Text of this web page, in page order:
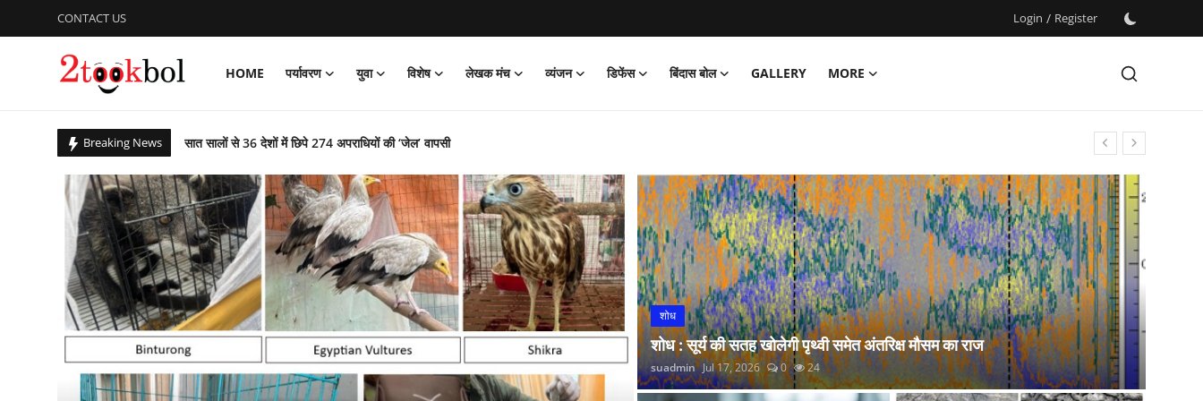
CONTACT US Login / Register
HOME पर्यावरण युवा विशेष लेखक मंच व्यंजन डिफेंस बिंदास बोल GALLERY
MORE
Breaking News
सात सालों से 36 देशों में छिपे 274 अपराधियों की ‘जेल’ वापसी
बिहार उपचुनाव : पीके जीते, भाजपा, लालू यादव और नितीश कुमार हारे!
आजादी के 79 वर्ष के उपलक्ष्य में एनसीसी ने किया साइक्लोथॉन 2026 का आयोजन
पीएम ने ‘नशा मुक्त युवा फॉर विकसित भारत संकल्प अभियान’ की शुरुआत की
ग्लासगो कॉमनवेल्थ खेलों में भारत मुक्केबाजों ने लगाई सोने की झड़ी
संस्कार भारती, साहित्य विभाग की अवध प्रांत की प्रांतीय बैठक
गुरु पूर्णिमा : शिष्यों ने किया डॉ अजय का गुरुपूजन, रंगारंग समारोह
राष्ट्रीय शूटिंग में भास्कर नाथ पांडेय का शानदार प्रदर्शन
पाकिस्तान में छह वर्षों तक विपरीत परिस्थितियों रहकर डोभाल ने की राष्ट्र सेवा
शोध
शोध : सूर्य की सतह खोलेगी पृथ्वी समेत अंतरिक्ष मौसम का राज
suadmin Jul 17, 2026 0 24